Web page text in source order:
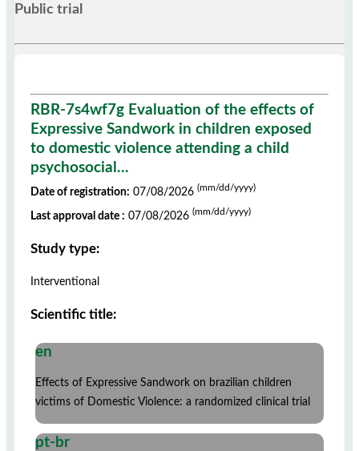
Public trial
RBR-7s4wf7g Evaluation of the effects of
Expressive Sandwork in children exposed
to domestic violence attending a child
psychosocial...
Date of registration: 07/08/2026 (mm/dd/yyyy)
Last approval date : 07/08/2026 (mm/dd/yyyy)
Study type:
Interventional
Scientific title:
en
Effects of Expressive Sandwork on brazilian children
victims of Domestic Violence: a randomized clinical trial
pt-br